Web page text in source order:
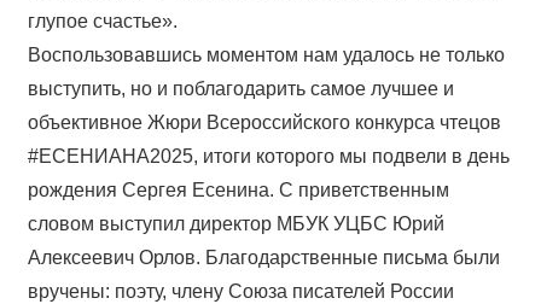
глупое счастье».
Воспользовавшись моментом нам удалось не только
выступить, но и поблагодарить самое лучшее и
объективное Жюри Всероссийского конкурса чтецов
#ЕСЕНИАНА2025, итоги которого мы подвели в день
рождения Сергея Есенина. С приветственным
словом выступил директор МБУК УЦБС Юрий
Алексеевич Орлов. Благодарственные письма были
вручены: поэту, члену Союза писателей России